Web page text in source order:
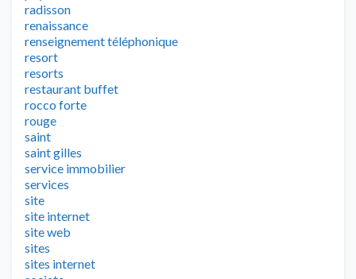
radisson
renaissance
renseignement téléphonique
resort
resorts
restaurant buffet
rocco forte
rouge
saint
saint gilles
service immobilier
services
site
site internet
site web
sites
sites internet